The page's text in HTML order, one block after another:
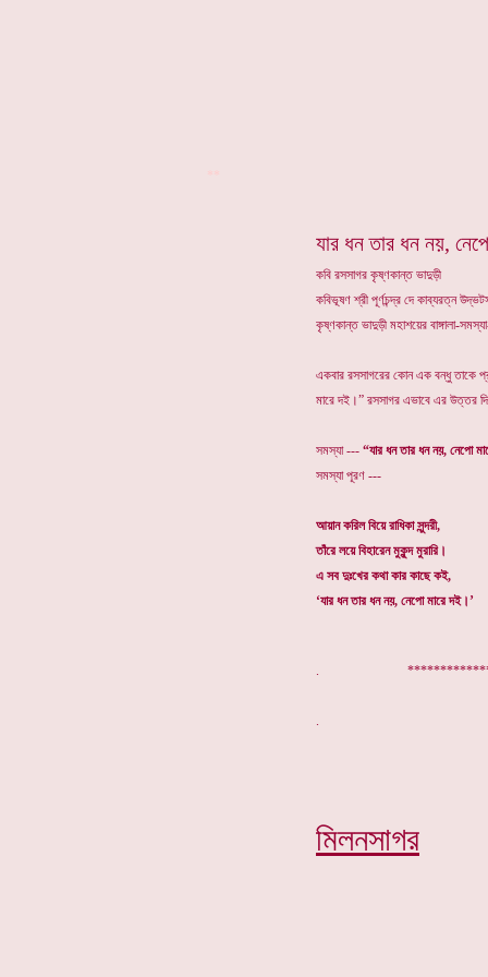
.
মিলনসাগর
যার ধন তার ধন নয়,
কবি রসসাগর কৃষ্ণকান্ত ভাদুড়ী
কবিভূষণ শ্রী পূর্ণচন্দ্র দে কাব্যরত্ন
কৃষ্ণকান্ত ভাদুড়ী মহাশয়ের বাঙ্গালা-
একবার রসসাগরের কোন এক বন্ধু তাকে
মারে দই।” রসসাগর এভাবে এর উত্তর
সমস্যা --- “যার ধন তার ধন নয়, নেপো
সমস্যা পূরণ ---
আয়ান করিল বিয়ে রাধিকা সুন্দরী,
তাঁরে লয়ে বিহারেন মুকুন্দ মুরারি।
এ সব দুঃখের কথা কার কাছে কই,
‘যার ধন তার ধন নয়, নেপো মারে দই।’